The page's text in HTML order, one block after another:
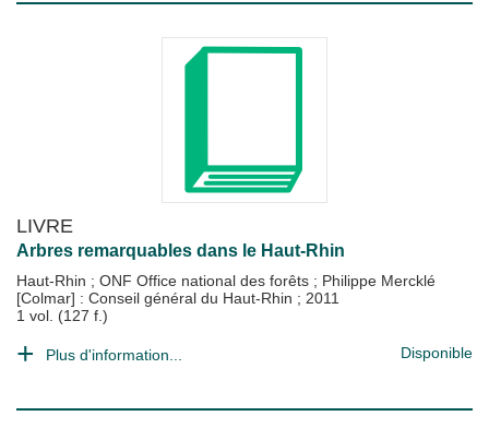
LIVRE
Arbres remarquables dans le Haut-Rhin
Haut-Rhin ; ONF Office national des forêts ; Philippe Mercklé
[Colmar] : Conseil général du Haut-Rhin ; 2011
1 vol. (127 f.)
Plus d'information... Disponible